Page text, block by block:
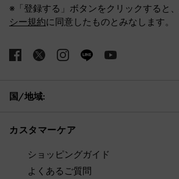
※「登録する」ボタンをクリックすると、
シー規約に同意したものとみなします。
国/地域:
カスタマーケア
ショッピングガイド
よくあるご質問